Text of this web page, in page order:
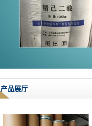
产品展厅